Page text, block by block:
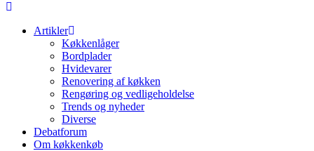
Artikler
Køkkenlåger
Bordplader
Hvidevarer
Renovering af køkken
Rengøring og vedligeholdelse
Trends og nyheder
Diverse
Debatforum
Om køkkenkøb